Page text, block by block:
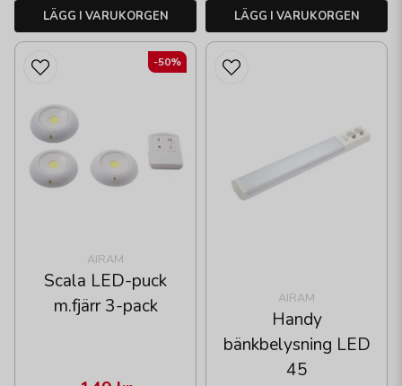
LÄGG I VARUKORGEN LÄGG I VARUKORGEN
AIRAM
Scala LED-puck
m.fjärr 3-pack
-50%
AIRAM
Handy
bänkbelysning LED
45